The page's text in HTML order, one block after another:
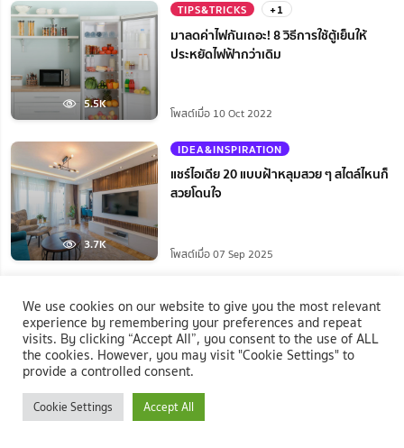
5.5K
TIPS&TRICKS +1
มาลดค่าไฟกันเถอะ! 8 วิธีการใช้ตู้เย็นให้
ประหยัดไฟฟ้ากว่าเดิม
โพสต์เมื่อ 10 Oct 2022
3.7K
IDEA&INSPIRATION
แชร์ไอเดีย 20 แบบฝ้าหลุมสวย ๆ สไตล์ไหนก็
สวยโดนใจ
โพสต์เมื่อ 07 Sep 2025
10 อันดับที่นอนแก้ปวดหลังประจำปี 2025
หลับสบายสุขภาพดียิ่งกว่าเดิม
โพสต์เมื่อ 18 Aug 2025
We use cookies on our website to give you the most relevant
experience by remembering your preferences and repeat
visits. By clicking “Accept All”, you consent to the use of ALL
the cookies. However, you may visit "Cookie Settings" to
provide a controlled consent.
Cookie Settings Accept All